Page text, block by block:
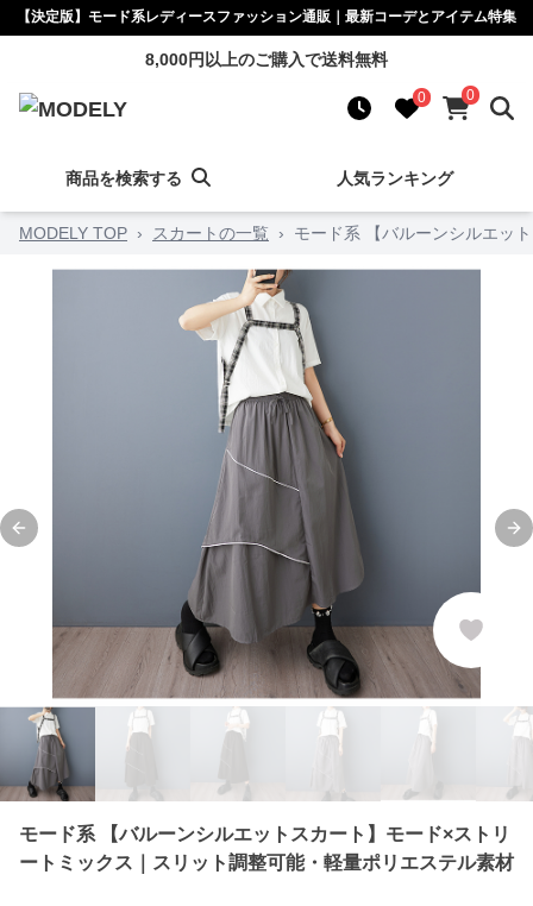
【決定版】モード系レディースファッション通販｜最新コーデとアイテム特集
8,000円以上のご購入で送料無料
0 0
商品を検索する 人気ランキング
MODELY TOP › スカートの一覧 › モード系 【バルーンシルエッ
Previous slide
モード系 【バルーンシルエットスカート】モード×ストリ
ートミックス｜スリット調整可能・軽量ポリエステル素材